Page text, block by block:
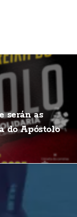
serán as
do Apóstolo